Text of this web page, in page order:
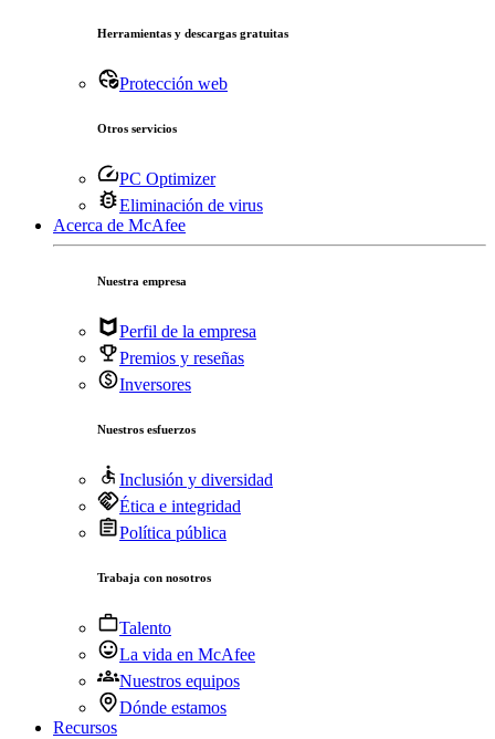
Herramientas y descargas gratuitas
Protección web
Otros servicios
PC Optimizer
Eliminación de virus
Acerca de McAfee
Nuestra empresa
Perfil de la empresa
Premios y reseñas
Inversores
Nuestros esfuerzos
Inclusión y diversidad
Ética e integridad
Política pública
Trabaja con nosotros
Talento
La vida en McAfee
Nuestros equipos
Dónde estamos
Recursos